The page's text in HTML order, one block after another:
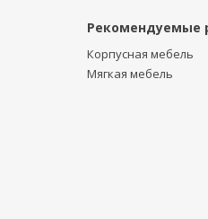
Рекомендуемые
Корпусная мебель
Мягкая мебель